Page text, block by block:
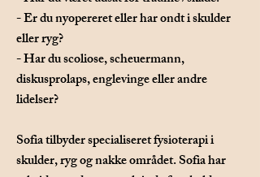
- Er du nyopereret eller har ondt i skulder
eller ryg?
- Har du scoliose, scheuermann,
diskusprolaps, englevinge eller andre
lidelser?
Sofia tilbyder specialiseret fysioterapi i
skulder, ryg og nakke området. Sofia har